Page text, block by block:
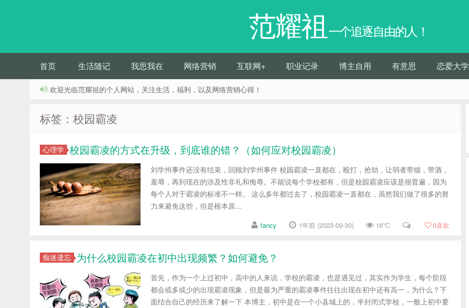
范耀祖 一个追逐自由的人！
首页 生活随记 我思我在 网络营销 互联网+ 职业记录 博主自用 有意思 恋爱大学
欢迎光临范耀祖的个人网站，关注生活，福利，以及网络营销心得！
标签：校园霸凌
心理学 校园霸凌的方式在升级，到底谁的错？（如何应对校园霸凌）
刘学州事件还没有结束，回顾刘学州事件 校园霸凌一直都在，殴打，抢劫，让弱者带烟，带酒，
羞辱，再到现在的涉及性非礼和侮辱。不能说每个学校都有，但是校园霸凌应该是很普遍，因为
每个人对于霸凌的标准不一样。 这么多年都过去了，校园霸凌一直都在，虽然我们做了很多的努
力来避免这些，但是根本原...
fancy 1年前 (2023-09-30) 16℃ 0喜欢
痴迷遗忘 为什么校园霸凌在初中出现频繁？如何避免？
首先，作为一个上过初中，高中的人来说，学校的霸凌，也是遇见过，其实作为学生，每个阶段
都会或多或少的出现霸凌现象，但是最为严重的霸凌事件往往出现在初中还有高一，为什么？下
面结合自己的经历来了解一下 本博主，初中是在一个小县城上的，半封闭式学校，一般上初中要